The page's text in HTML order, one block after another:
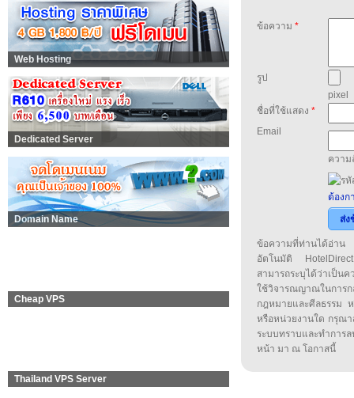
Web Hosting
Dedicated Server
Domain Name
Cheap VPS
Thailand VPS Server
ข้อความ *
รูป
pixel
ชื่อที่ใช้แสดง *
Email
ความ
ต้องก
ส่ง
ข้อความที่ท่านได้อ่าน
อัตโนมัติ
สามารถระบุได้ว่าเป็น
ใช้วิจารณญาณในกา
กฎหมายและศีลธรรม
หรือหน่วยงานใด กรุณา
ระบบทราบและทำกา
หน้า มา ณ โอกาสนี้